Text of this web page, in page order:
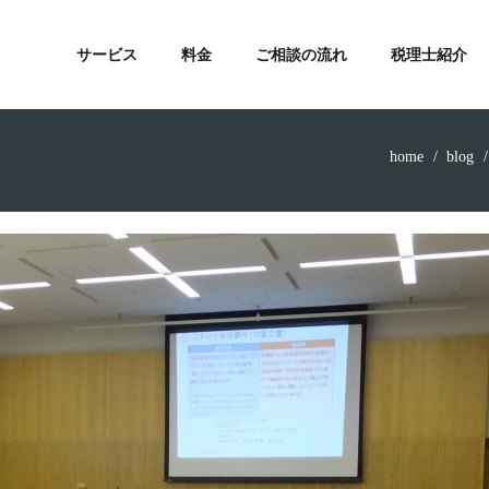
サービス 料金 ご相談の流れ 税理士紹介
home blog